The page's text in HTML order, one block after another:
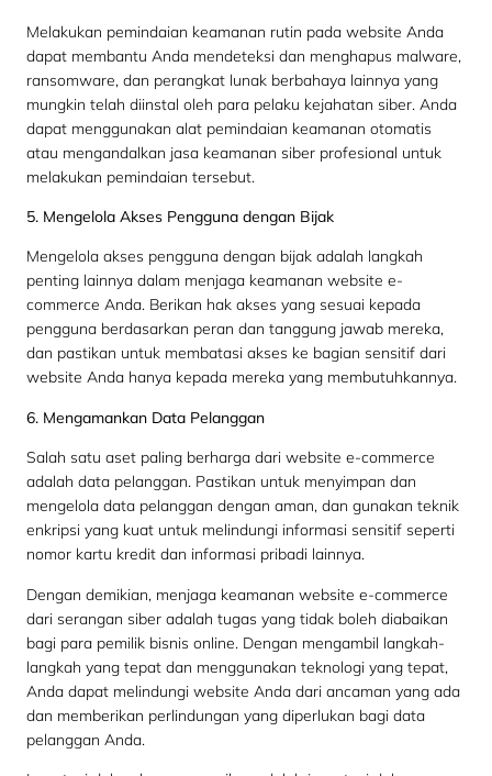
Melakukan pemindaian keamanan rutin pada website Anda
dapat membantu Anda mendeteksi dan menghapus malware,
ransomware, dan perangkat lunak berbahaya lainnya yang
mungkin telah diinstal oleh para pelaku kejahatan siber. Anda
dapat menggunakan alat pemindaian keamanan otomatis
atau mengandalkan jasa keamanan siber profesional untuk
melakukan pemindaian tersebut.
5. Mengelola Akses Pengguna dengan Bijak
Mengelola akses pengguna dengan bijak adalah langkah
penting lainnya dalam menjaga keamanan website e-
commerce Anda. Berikan hak akses yang sesuai kepada
pengguna berdasarkan peran dan tanggung jawab mereka,
dan pastikan untuk membatasi akses ke bagian sensitif dari
website Anda hanya kepada mereka yang membutuhkannya.
6. Mengamankan Data Pelanggan
Salah satu aset paling berharga dari website e-commerce
adalah data pelanggan. Pastikan untuk menyimpan dan
mengelola data pelanggan dengan aman, dan gunakan teknik
enkripsi yang kuat untuk melindungi informasi sensitif seperti
nomor kartu kredit dan informasi pribadi lainnya.
Dengan demikian, menjaga keamanan website e-commerce
dari serangan siber adalah tugas yang tidak boleh diabaikan
bagi para pemilik bisnis online. Dengan mengambil langkah-
langkah yang tepat dan menggunakan teknologi yang tepat,
Anda dapat melindungi website Anda dari ancaman yang ada
dan memberikan perlindungan yang diperlukan bagi data
pelanggan Anda.